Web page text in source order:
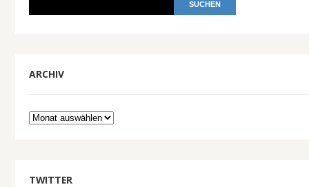
ARCHIV
Archiv
TWITTER